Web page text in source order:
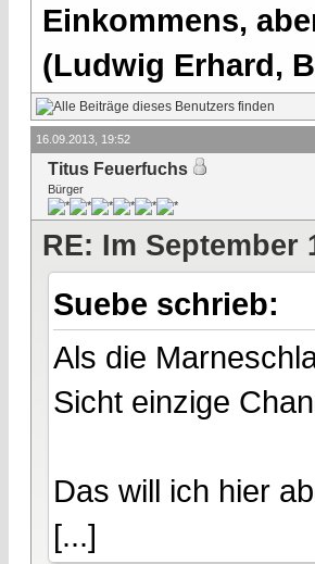
Einkommens,
(Ludwig Erhard,
16.09.2013, 19:52
Titus Feuerfuchs
Bürger
RE: Im September
Suebe schrieb:
Als die
Sicht einzige
Das will ich hier
[...]